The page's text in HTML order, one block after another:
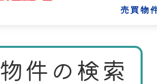
売買物
物件の検索